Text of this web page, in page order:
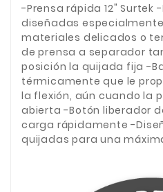
-Prensa rápida 12" Surtek
diseñadas
materiales delicados o
de prensa a separador
posición la quijada fija -
térmicamente que le
la flexión, aún cuando la
abierta -Botón liberador
carga rápidamente -
quijadas para una